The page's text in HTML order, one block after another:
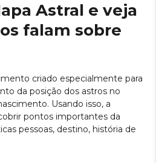
Astral e veja
falam sobre
criado especialmente para
da posição dos astros no
Usando isso, a
pontos importantes da
pessoas, destino, história de